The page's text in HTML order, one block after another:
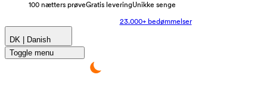
100 nætters prøveGratis leveringUnikke senge
23.000+ bedømmelser
DK | Danish
Toggle menu